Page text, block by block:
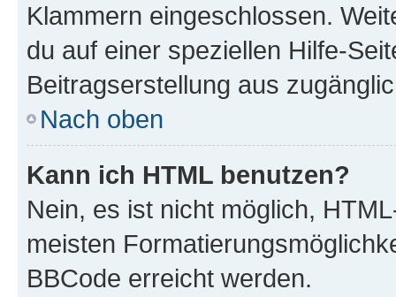
Klammern eingeschlossen.
du auf einer speziellen Hilfe-
Beitragserstellung aus
Nach oben
Kann ich HTML benutzen?
Nein, es ist nicht möglich,
meisten
BBCode erreicht werden.